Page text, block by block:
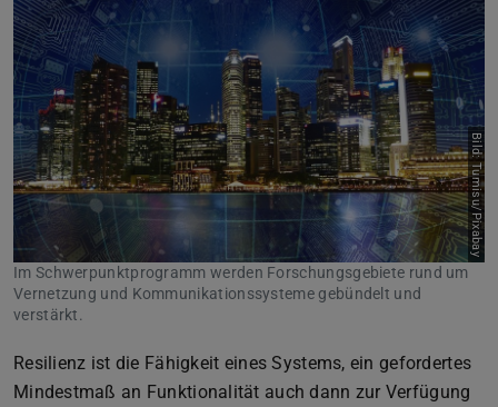
Bild: Tumisu/Pixabay
Im Schwerpunktprogramm werden Forschungsgebiete rund um
Vernetzung und Kommunikationssysteme gebündelt und
verstärkt.
Resilienz ist die Fähigkeit eines Systems, ein gefordertes
Mindestmaß an Funktionalität auch dann zur Verfügung